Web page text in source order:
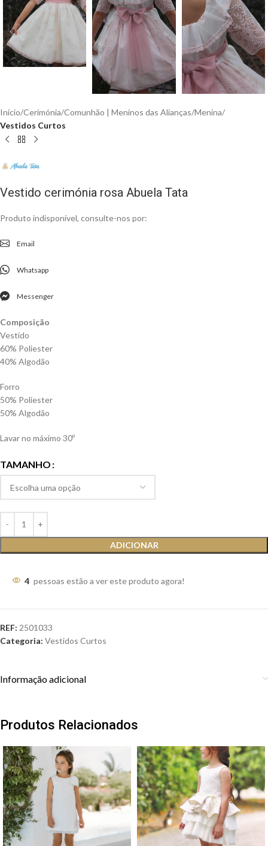
Início Cerimónia Comunhão | Meninos das Alianças Menina
Vestidos Curtos
Vestido cerimónia rosa Abuela Tata
Produto indisponível, consulte-nos por:
Email
Whatsapp
Messenger
Composição
Vestido
60% Poliester
40% Algodão
Forro
50% Poliester
50% Algodão
Lavar no máximo 30º
TAMANHO
ADICIONAR
4 pessoas estão a ver este produto agora!
REF: 2501033
Categoria: Vestidos Curtos
Informação adicional
Produtos Relacionados